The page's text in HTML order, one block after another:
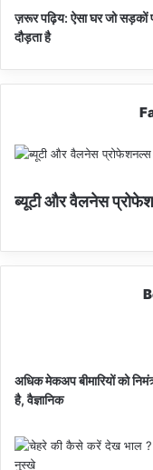
ज़रूर पढ़िय: ऐसा घर जो सड़कों
दौड़ता है
ब्यूटी और वैलनेस
अधिक मेकअप बीमारियों को
है, वैज्ञानिक